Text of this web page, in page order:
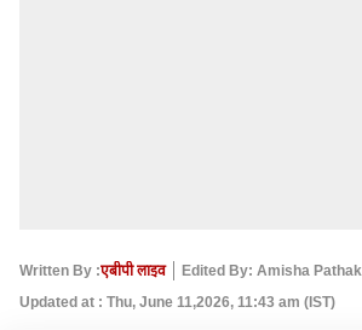
Written By :एबीपी लाइव
Edited By: Amisha Pathak
Updated at : Thu, June 11,2026, 11:43 am (IST)